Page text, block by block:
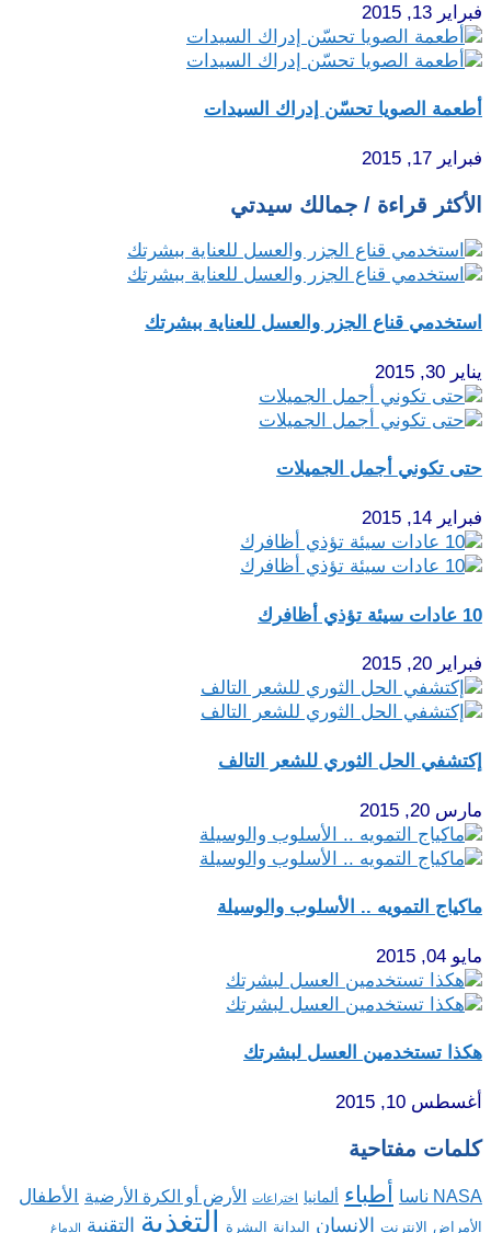
فبراير 13, 2015
أطعمة الصويا تحسّن إدراك السيدات
فبراير 17, 2015
الأكثر قراءة / جمالك سيدتي
استخدمي قناع الجزر والعسل للعناية ببشرتك
يناير 30, 2015
حتى تكوني أجمل الجميلات
فبراير 14, 2015
10 عادات سيئة تؤذي أظافرك
فبراير 20, 2015
إكتشفي الحل الثوري للشعر التالف
مارس 20, 2015
ماكياج التمويه .. الأسلوب والوسيلة
مايو 04, 2015
هكذا تستخدمين العسل لبشرتك
أغسطس 10, 2015
كلمات مفتاحية
NASA ناسا أطباء ألمانيا اختراعات الأرض أو الكرة الأرضية الأطفال
الأمراض الإنترنت الإنسان البدانة البشرة التغذية التقنية الدماغ